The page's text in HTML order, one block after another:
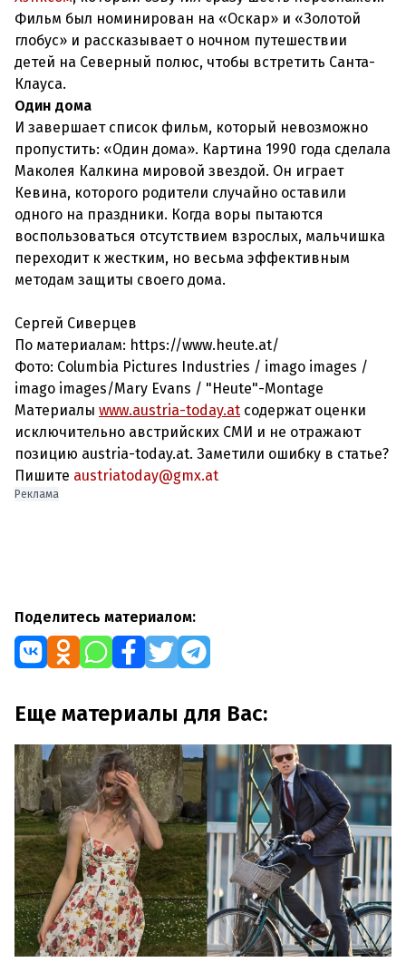
Фильм был номинирован на «Оскар» и «Золотой
глобус» и рассказывает о ночном путешествии
детей на Северный полюс, чтобы встретить Санта-
Клауса.
Один дома
И завершает список фильм, который невозможно
пропустить: «Один дома». Картина 1990 года сделала
Маколея Калкина мировой звездой. Он играет
Кевина, которого родители случайно оставили
одного на праздники. Когда воры пытаются
воспользоваться отсутствием взрослых, мальчишка
переходит к жестким, но весьма эффективным
методам защиты своего дома.
Сергей Сиверцев
По материалам: https://www.heute.at/
Фото: Columbia Pictures Industries / imago images /
imago images/Mary Evans / "Heute"-Montage
Материалы www.austria-today.at содержат оценки
исключительно австрийских СМИ и не отражают
позицию austria-today.at. Заметили ошибку в статье?
Пишите austriatoday@gmx.at
Реклама
Поделитесь материалом:
Еще материалы для Вас: